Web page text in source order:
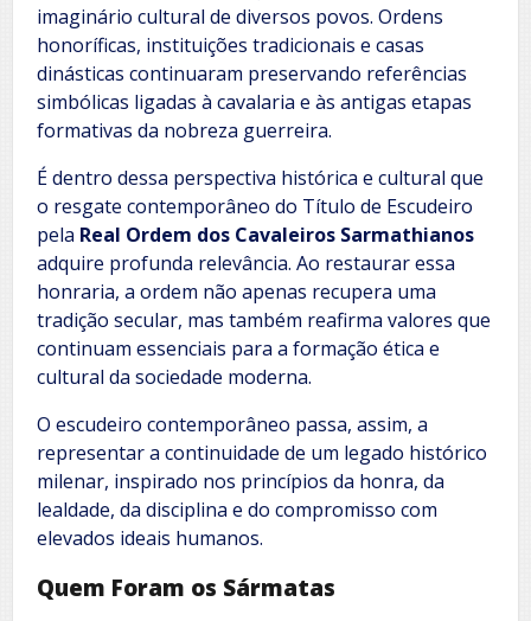
imaginário cultural de diversos povos. Ordens
honoríficas, instituições tradicionais e casas
dinásticas continuaram preservando referências
simbólicas ligadas à cavalaria e às antigas etapas
formativas da nobreza guerreira.
É dentro dessa perspectiva histórica e cultural que
o resgate contemporâneo do Título de Escudeiro
pela Real Ordem dos Cavaleiros Sarmathianos
adquire profunda relevância. Ao restaurar essa
honraria, a ordem não apenas recupera uma
tradição secular, mas também reafirma valores que
continuam essenciais para a formação ética e
cultural da sociedade moderna.
O escudeiro contemporâneo passa, assim, a
representar a continuidade de um legado histórico
milenar, inspirado nos princípios da honra, da
lealdade, da disciplina e do compromisso com
elevados ideais humanos.
Quem Foram os Sármatas